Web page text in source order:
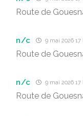
Route de
n/c 9 mai 2026
Route de
n/c 9 mai 2026 17
Route de